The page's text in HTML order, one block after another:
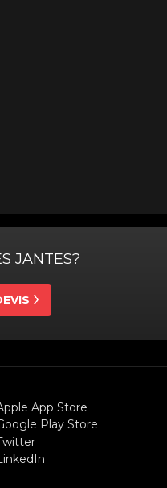
JANTES?
App Store
Play Store